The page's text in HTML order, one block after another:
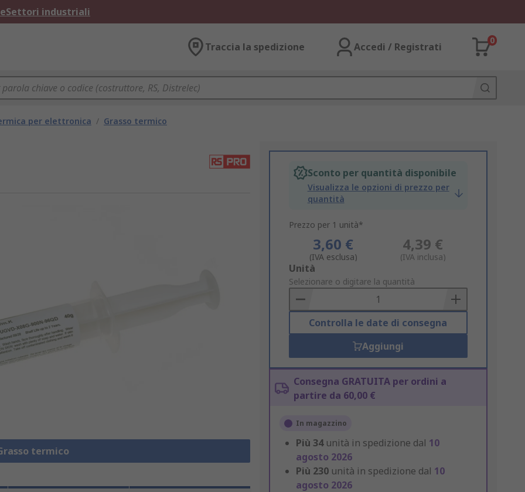
Settori industriali
Traccia la spedizione Accedi / Registrati
0
per elettronica / Grasso termico
termico
Sconto per quantità disponibile
Visualizza le opzioni di prezzo per
quantità
Prezzo per 1 unità*
3,60 €
(IVA esclusa)
4,39 €
(IVA inclusa)
Add
to
Basket
Unità
Selezionare o digitare la quantità
Controlla le date di consegna
Aggiungi
Consegna GRATUITA per ordini a
partire da 60,00 €
In magazzino
Più 34 unità in spedizione dal 10
agosto 2026
Più 230 unità in spedizione dal 10
agosto 2026